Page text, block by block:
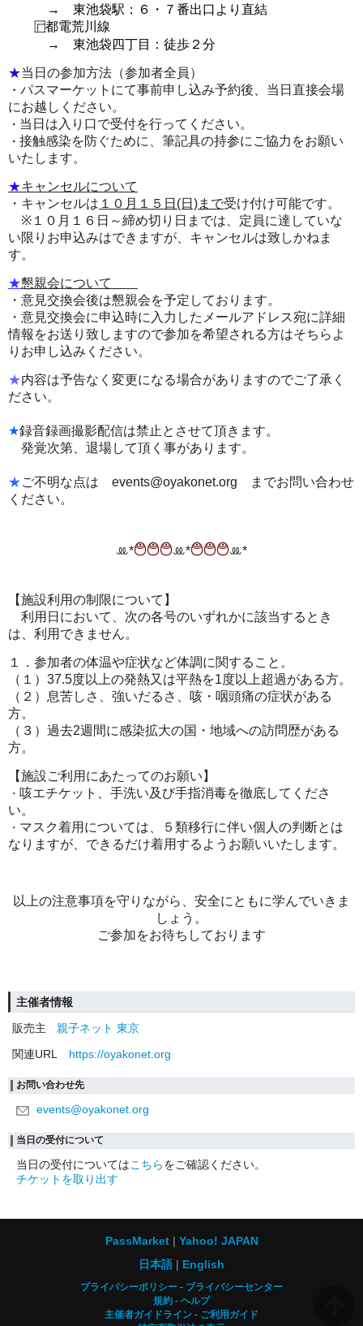
→ 東池袋駅：６
・７番出口より直結
⿸都電荒川線
→ 東池袋四丁目：徒歩 ２ 分
★当日の参加方法（参加者全員）
・ パスマーケットにて事前申し込み予約後、当日直接会場
にお越しください。
・ 当日は入り口で受付を行ってください。
・ 接触感染を防ぐために、筆記具の持参にご協力をお願い
いたします。
★キャンセルについて
・キャンセルは １０月１５日(日)まで受け付け可能です。
※１０月１６日～締め切り日までは、定員に達していな
い限りお申込みはできますが、キャンセルは致しかねま
す。
★懇親会について
・意見交換会後は懇親会を予定しております。
・意見交換会に申込時に入力したメールアドレス宛に詳細
情報をお送り致しますので参加を希望される方はそちらよ
りお申し込みください。
★内容は予告なく変更になる場合がありますのでご了承く
ださい。
★録音録画撮影配信は禁止とさせて頂きます。
発覚次第、退場して頂く事があります。
★ご不明な点は events@oyakonet.org までお問い合わせ
ください。
ꔛ‬*࿉࿉࿉ꔛ‬*࿉࿉࿉ꔛ‬*
【施設利用の制限について】
利用日において、次の各号のいずれかに該当するとき
は、利用できません。
１．参加者の体温や症状など体調に関すること。
（１）37.5度以上の発熱又は平熱を1度以上超過がある方。
（２）息苦しさ、強いだるさ、咳・咽頭痛の症状がある
方。
（３）過去2週間に感染拡大の国・地域への訪問歴がある
方。
【施設ご利用にあたってのお願い】
・ 咳エチケット、手洗い及び手指消毒を徹底してくださ
い。
・ マスク着用については、５類移行に伴い個人の判断とは
なりますが、 できるだけ着用するようお願いいたします。
以上の注意事項を守りながら、安全にともに学んでいきま
しょう。
ご参加をお待ちしております
主催者情報
販売主
親子ネット 東京
関連URL
https://oyakonet.org
お問い合わせ先
events@oyakonet.org
当日の受付について
当日の受付についてはこちらをご確認ください。
チケットを取り出す
PassMarket
Yahoo! JAPAN
日本語
English
プライバシーポリシー
プライバシーセンター
規約
ヘルプ
主催者ガイドライン
ご利用ガイド